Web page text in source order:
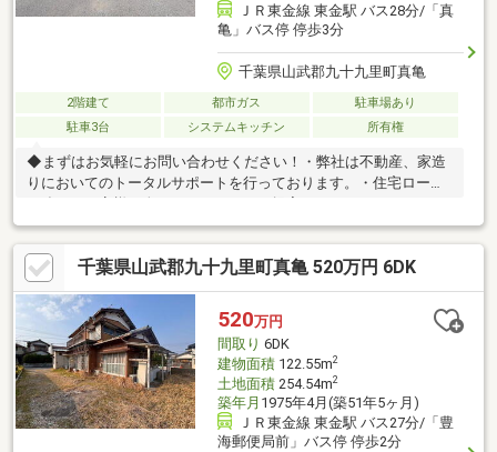
ＪＲ東金線 東金駅 バス28分/「真
亀」バス停 停歩3分
千葉県山武郡九十九里町真亀
2階建て 都市ガス
駐車場あり
駐車3台
システムキッチン 所有権
◆まずはお気軽にお問い合わせください！・弊社は不動産、家造
りにおいてのトータルサポートを行っております。・住宅ローン
す。・スタッフ一同、誠心誠意ご対応させていただきます！◆経
験知識が豊富なスタッフが在籍！迅速な対応を心掛けておりま
す。・お問合せを受けてから即日ご対応をさせていただきま
す。・その他物件情報も多数ございます！お気軽にお問い合わせ
ください。
千葉県山武郡九十九里町真亀 520万円 6DK
520万円
間取り 6DK
建物面積122.55m2
土地面積254.54m2
築年月 1975年4月(築51年5ヶ月)
ＪＲ東金線 東金駅 バス27分/「豊
海郵便局前」バス停 停歩2分